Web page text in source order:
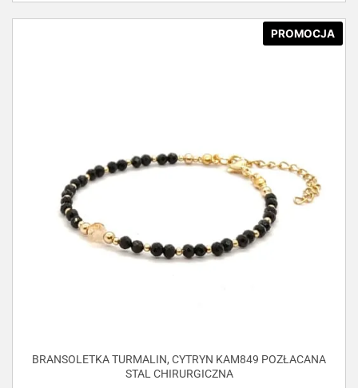
PROMOCJA
BRANSOLETKA TURMALIN, CYTRYN KAM849 POZŁACANA
STAL CHIRURGICZNA